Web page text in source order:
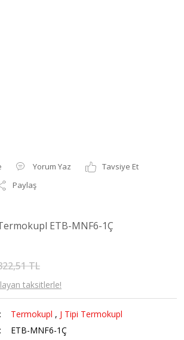
Yorum Yaz
Tavsiye Et
Paylaş
ETB-MNF6-1Ç
TL
taksitlerle!
Termokupl , J Tipi Termokupl
ETB-MNF6-1Ç